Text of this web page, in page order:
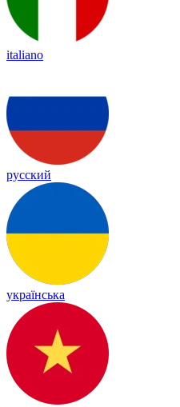
italiano
русский
українська